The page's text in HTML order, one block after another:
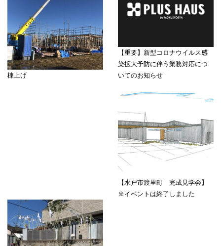
棟上げ
【重要】新型コロナウイルス感
染拡大予防に伴う業務対応につ
いてのお知らせ
【水戸市渡里町 完成見学会】
※イベントは終了しました